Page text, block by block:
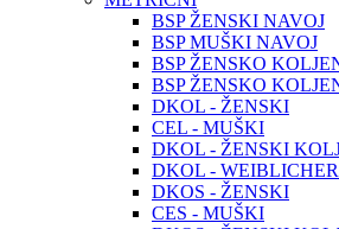
BSP ŽENSKI NAVOJ
BSP MUŠKI NAVOJ
BSP ŽENSKO
BSP ŽENSKO
DKOL - ŽENSKI
CEL - MUŠKI
DKOL - ŽENSKI
DKOL - WEIBLICHER
DKOS - ŽENSKI
CES - MUŠKI